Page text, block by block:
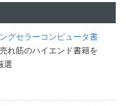
グセラーコンピュータ書
れ筋のハイエンド書籍を
選